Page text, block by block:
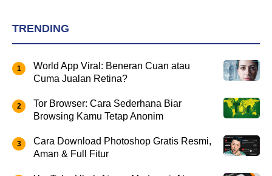
TRENDING
World App Viral: Beneran Cuan atau
Cuma Jualan Retina?
Tor Browser: Cara Sederhana Biar
Browsing Kamu Tetap Anonim
Cara Download Photoshop Gratis Resmi,
Aman & Full Fitur